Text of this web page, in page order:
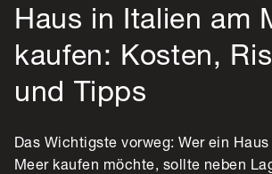
Haus in Italien am
kaufen: Kosten,
und Tipps
Das Wichtigste vorweg: Wer ein
Meer kaufen möchte, sollte neben